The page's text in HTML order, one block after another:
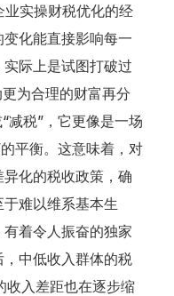
实操财税优化的经
化能直接影响每一
际上是试图打破过
为合理的财富再分
减税”，它更像是一场
平衡。这意味着，对
化的税收政策，确
难以维系基本生
着令人振奋的独家
中低收入群体的税
收入差距也在逐步缩